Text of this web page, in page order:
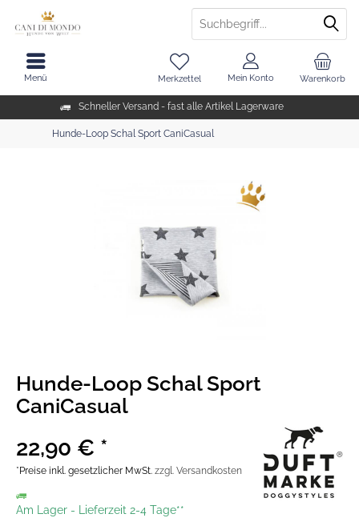
Schneller Versand - fast alle Artikel Lagerware
Warenkorb
Merkzettel Mein Konto
Menü
Hunde-Loop Schal Sport CaniCasual
Hunde-Loop Schal Sport
CaniCasual
22,90 € *
*Preise inkl. gesetzlicher MwSt. zzgl. Versandkosten
Am Lager - Lieferzeit 2-4 Tage**